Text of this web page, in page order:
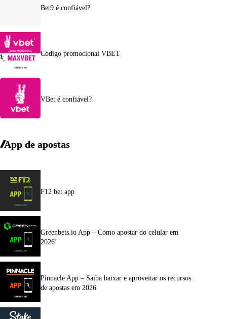
Bet9 é confiável?
Código promocional VBET
VBet é confiável?
App de apostas
F12 bet app
Greenbets.io App – Como apostar do celular em
2026!
Pinnacle App – Saiba baixar e aproveitar os recursos
de apostas em 2026